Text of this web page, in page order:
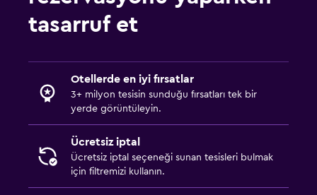
Sokakta park yeri
Özel park yeri
Erişilebilirlik ve uygunluk
Birimin tamamı zemin katta
Sigara içilmeyen odalar mevcut
Üst katlara merdivenle erişilebilir
tasarruf et
Otellerde en iyi fırsatlar
3+ milyon tesisin sunduğu fırsatları tek bir
yerde görüntüleyin.
Ücretsiz iptal
Ücretsiz iptal seçeneği sunan tesisleri bulmak
için filtremizi kullanın.